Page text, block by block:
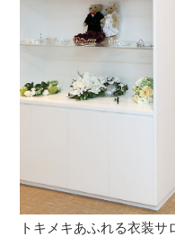
トキメキあふれる衣装サ